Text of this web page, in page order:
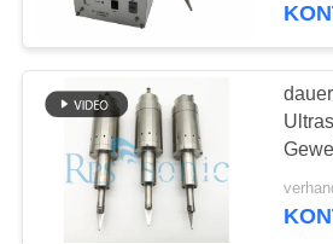
VERBINDUNG
NACHRICHTEN
FÄLLE
der